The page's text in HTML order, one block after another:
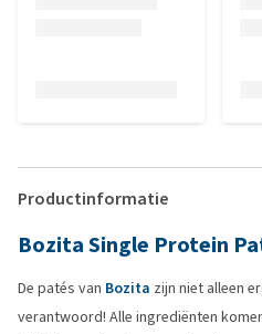
Productinformatie
Bozita Single Protein
De patés van Bozita zijn niet alleen
verantwoord! Alle ingrediënten